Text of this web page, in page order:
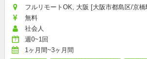
フルリモートOK, 大阪 [大阪市都島区/京橋
無料
社会人
週0~1回
1ヶ月間~3ヶ月間